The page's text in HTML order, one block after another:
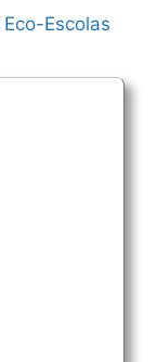
Escolas